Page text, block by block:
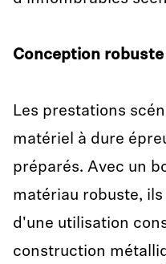
Conception robuste
Les prestations
matériel à dure
préparés. Avec un
matériau robuste,
d'une utilisation
construction